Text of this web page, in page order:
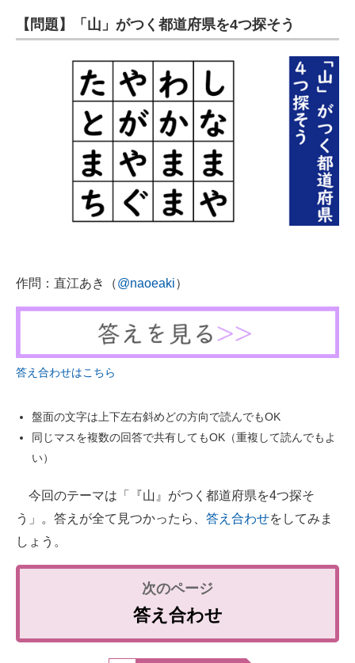
ITエンジニア向け専門サイト
企業向けIT製品の総合サイト
IT製品の技術・比較・事例
製造業のIT導入・活用を支援
モノづくり技術者専門サイト
エレクトロニクス専門サイト
ちょっと気になるネットの話題
【問題】「山」がつく都道府県を4つ探そう
作問：直江あき（@naoeaki）
答え合わせはこちら
盤面の文字は上下左右斜めどの方向で読んでもOK
同じマスを複数の回答で共有してもOK（重複して読んでもよ
い）
今回のテーマは「『山』がつく都道府県を4つ探そ
う」。答えが全て見つかったら、 答え合わせをしてみま
しょう。
答え合わせ